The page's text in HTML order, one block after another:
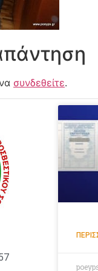
συνδεθείτε.